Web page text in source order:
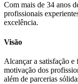
Com mais de 34 anos
profissionais
excelência.
Visão
Alcançar a satisfação
motivação dos
além de parcerias